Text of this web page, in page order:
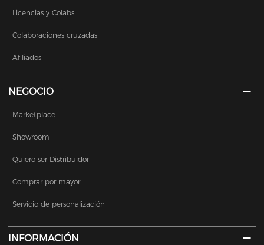
Licencias y Colabs
Colaboraciones cruzadas
Afiliados
NEGOCIO
Marketplace
Showroom
Quiero ser Distribuidor
Comprar por mayor
Servicio de personalización
INFORMACIÓN